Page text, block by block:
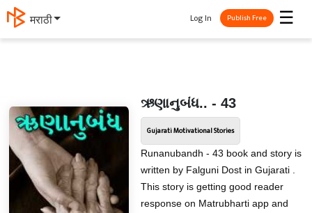
मराठी ☰
Log In Publish Free
ઋણાનુબંધ.. - 43
Gujarati Motivational Stories
Runanubandh - 43 book and story is
written by Falguni Dost in Gujarati .
This story is getting good reader
response on Matrubharti app and